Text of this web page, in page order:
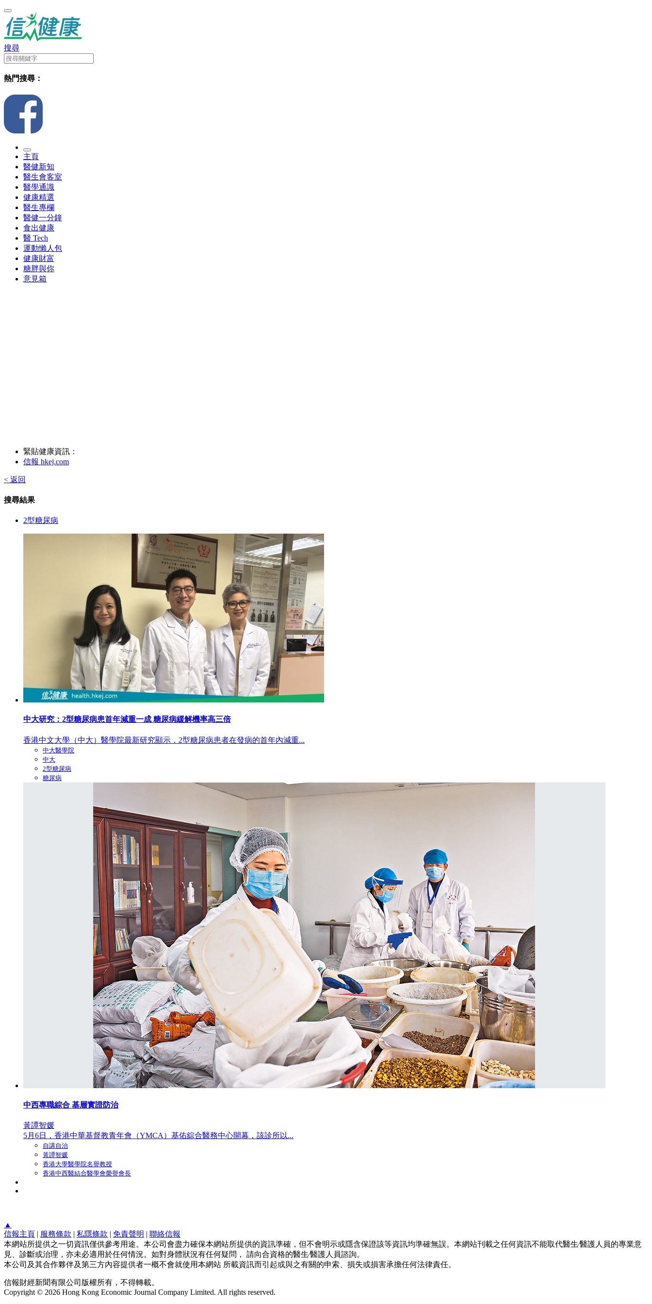
搜尋
熱門搜尋：
主頁
醫健新知
醫生會客室
醫學通識
健康精選
醫生專欄
醫健一分鐘
食出健康
醫 Tech
運動懶人包
健康財富
糖胖與你
意見箱
緊貼健康資訊：
信報 hkej.com
< 返回
搜尋結果
2型糖尿病
中大研究：2型糖尿病患首年減重一成 糖尿病緩解機率高三倍
香港中文大學（中大）醫學院最新研究顯示，2型糖尿病患者在發病的首年內減重...
中大醫學院
中大
2型糖尿病
糖尿病
中西專職綜合 基層實證防治
黃譚智媛
5月6日，香港中華基督教青年會（YMCA）基佑綜合醫務中心開幕，該診所以...
自講自治
黃譚智媛
香港大學醫學院名譽教授
香港中西醫結合醫學會榮譽會長
▲
信報主頁 | 服務條款 | 私隱條款 | 免責聲明 | 聯絡信報
本網站所提供之一切資訊僅供參考用途。本公司會盡力確保本網站所提供的資訊準確，但不會明示或隱含保證該等資訊均準確無誤。本網站刊載之任何資訊不能取代醫生∕醫護人員的專業意
見、診斷或治理，亦未必適用於任何情況。如對身體狀況有任何疑問， 請向合資格的醫生∕醫護人員諮詢。
本公司及其合作夥伴及第三方內容提供者一概不會就使用本網站 所載資訊而引起或與之有關的申索、損失或損害承擔任何法律責任。
信報財經新聞有限公司版權所有，不得轉載。
Copyright © 2026 Hong Kong Economic Journal Company Limited. All rights reserved.